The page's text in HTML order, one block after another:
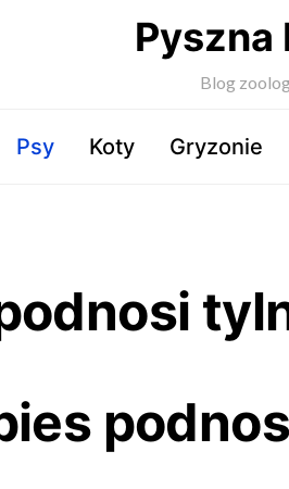
Pyszna
Blog
Psy Koty Gryzonie